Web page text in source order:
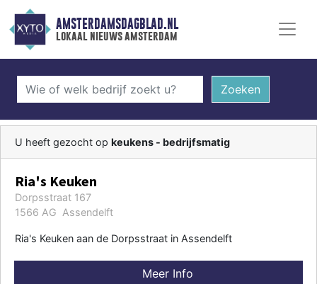
AMSTERDAMSDAGBLAD.NL
lokaal nieuws amsterdam
Zoeken
U heeft gezocht op keukens - bedrijfsmatig
Ria's Keuken
Dorpsstraat 167
1566 AG Assendelft
Ria's Keuken aan de Dorpsstraat in Assendelft
Meer Info